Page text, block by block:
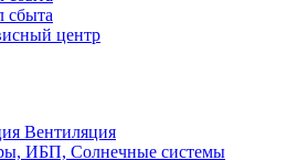
сбыта
центр
Вентиляция